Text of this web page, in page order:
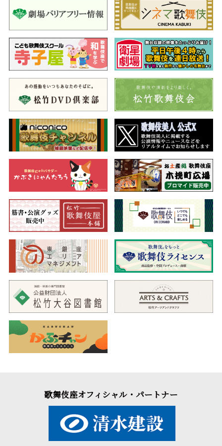
歌舞伎座オフィシャル・パートナー